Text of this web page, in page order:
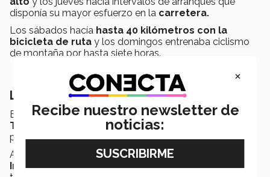
disponía su mayor esfuerzo en la carretera.
Los sábados hacía hasta 40 kilómetros con la
bicicleta de ruta y los domingos entrenaba ciclismo
de montaña por hasta siete horas.
Las carreras aún siguen
El alumno finalmente acabó sus estudios en el
Tecnológico de Monterrey campus Laguna
pasado 11 de diciembre.
Ahora empezó a trabajar en una empresa llamada
Infosysque es una empresa de consultoría de
×
Recibe nuestro newsletter de
noticias: